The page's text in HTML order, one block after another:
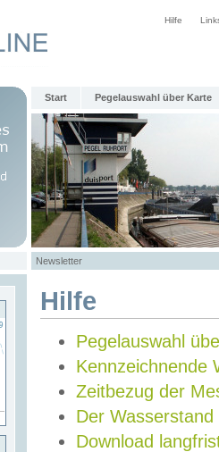
Hilfe
Start Pegelauswahl über Karte
Newsletter
Hilfe
Pegelauswahl
Kennzeichnende
Zeitbezug der
Der Wasserstand
Download